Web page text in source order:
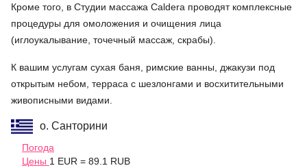
Кроме того, в Студии массажа Caldera проводят комплексные
процедуры для омоложения и очищения лица
(иглоукалывание, точечный массаж, скрабы).
К вашим услугам сухая баня, римские ванны, джакузи под
открытым небом, терраса с шезлонгами и восхитительными
живописными видами.
о. Санторини
Погода
Цены 1 EUR = 89.1 RUB